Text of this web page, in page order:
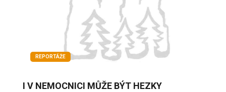
REPORTÁŽE
I V NEMOCNICI MŮŽE BÝT HEZKY